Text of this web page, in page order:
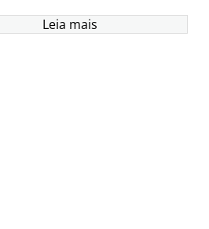
Leia mais